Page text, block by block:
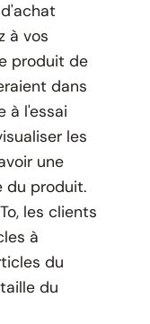
à vos
produit de
dans
à l'essai
les
une
du produit.
les clients
à
du
du